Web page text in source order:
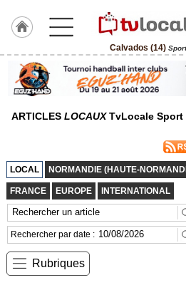
Calvados (14) Sport
J'adhère
Hulcoq
ACCUEIL
TvLocale
France
Accueil
RUBRIQUES
Agenda
ARTICLES LOCAUXTvLocale Sport
LOCAL NORMANDIE (HAUTE-
FRANCE EUROPE INTERNATIONAL
Rechercher par date :
Rubriques